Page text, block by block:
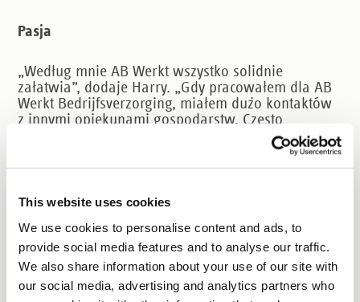
This website uses cookies
We use cookies to personalise content and ads, to
provide social media features and to analyse our traffic.
We also share information about your use of our site with
our social media, advertising and analytics partners who
Pasja
„Według mnie AB Werkt wszystko solidnie
załatwia”, dodaje Harry. „Gdy pracowałem dla AB
Werkt Bedrijfsverzorging, miałem dużo kontaktów
z innymi opiekunami gospodarstw. Często
dzieliliśmy się swoimi doświadczeniami, co było
bardzo wartościowe. Wciąż chętnie pracuję w tym
sektorze i nie chciałbym wykonywać innej pracy.
automatyzacją w gospodarstwie trzody chlewnej.
nauczyłem. Cieszę się, że AB Werkt daje mi
możliwość wykonywania tego pięknego zawodu aż
do przejścia na emeryturę. Praca fizyczna bywa
męcząca, lecz wciąż ją kocham. A dokładniej:
hobby, które wymknęło się spod kontroli”.